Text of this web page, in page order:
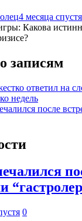
4 месяца спустя
Какова
записям
ответил на
недель
после
0